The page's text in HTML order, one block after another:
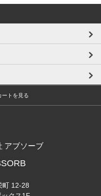
ートを見る
アブソーブ
町 12-28